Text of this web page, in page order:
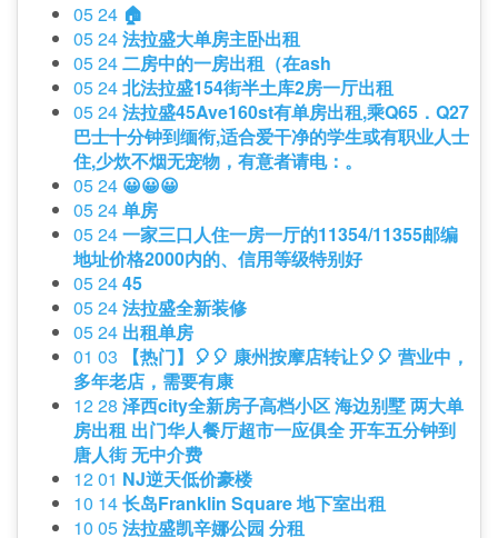
05 24 🏠
05 24法拉盛大单房主卧出租
05 24二房中的一房出租（在ash
05 24北法拉盛154街半土库2房一厅出租
05 24法拉盛45Ave160st有单房出租,乘Q65．Q27
巴士十分钟到缅衔,适合爱干净的学生或有职业人士
住,少炊不烟无宠物，有意者请电：。
05 24 😀😀😀
05 24单房
05 24一家三口人住一房一厅的11354/11355邮编
地址价格2000内的、信用等级特别好
05 2445
05 24法拉盛全新装修
05 24 出租单房
01 03
【热门】🎈🎈 康州按摩店转让🎈🎈 营业中，
多年老店，需要有康
12 28 泽西city全新房子高档小区 海边别墅 两大单
房出租 出门华人餐厅超市一应俱全 开车五分钟到
唐人街 无中介费
12 01 NJ逆天低价豪楼
10 14长岛Franklin Square 地下室出租
10 05法拉盛凯辛娜公园 分租